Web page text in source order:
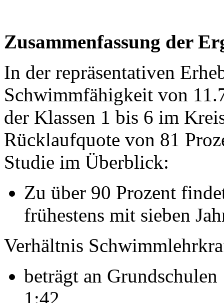
Zusammenfassung der
In der repräsentativen
Schwimmfähigkeit von
der Klassen 1 bis 6 im
Rücklaufquote von 81
Studie im Überblick:
Zu über 90 Prozent
frühestens mit sieben
Verhältnis
beträgt an
1:42